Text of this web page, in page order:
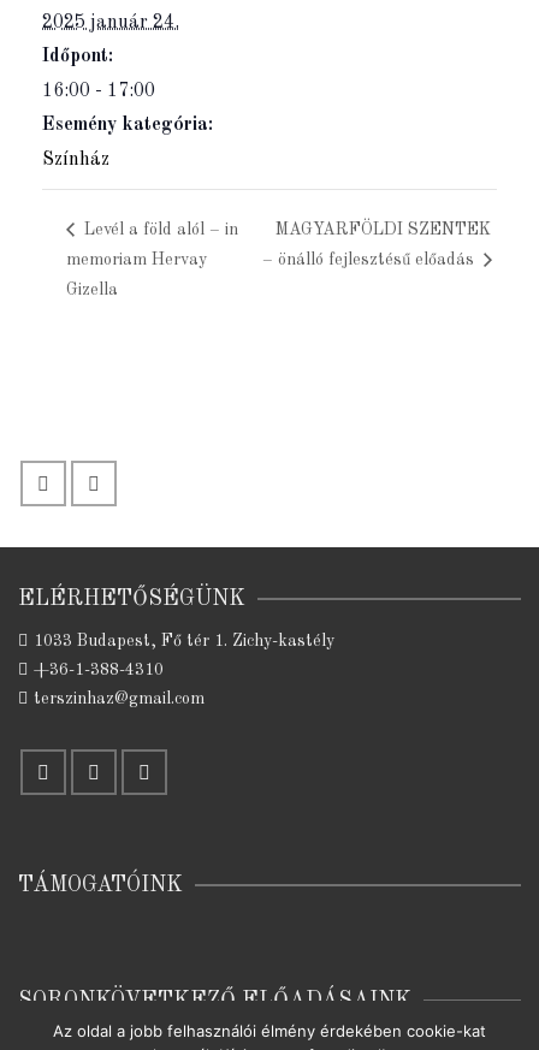
2025 január 24.
Időpont:
16:00 - 17:00
Esemény kategória:
Színház
Levél a föld alól – in
memoriam Hervay
Gizella
MAGYARFÖLDI SZENTEK
– önálló fejlesztésű előadás
ELÉRHETŐSÉGÜNK
1033 Budapest, Fő tér 1. Zichy-kastély
+36-1-388-4310
terszinhaz@gmail.com
TÁMOGATÓINK
SORONKÖVETKEZŐ ELŐADÁSAINK
Nincsenek jövőbeni események.
Az oldal a jobb felhasználói élmény érdekében cookie-kat